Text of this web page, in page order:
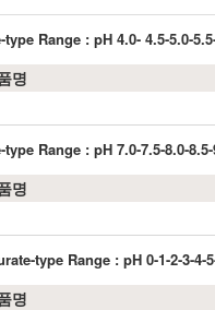
Range : pH 4.0- 4.5-5.0-
명
Range : pH 7.0-7.5-8.0-8.5-
명
type Range : pH 0-1-2-3-4-5-
명